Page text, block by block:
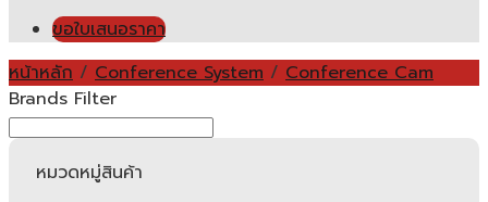
ขอใบเสนอราคา
หน้าหลัก / Conference System / Conference Cam
Brands Filter
หมวดหมู่สินค้า